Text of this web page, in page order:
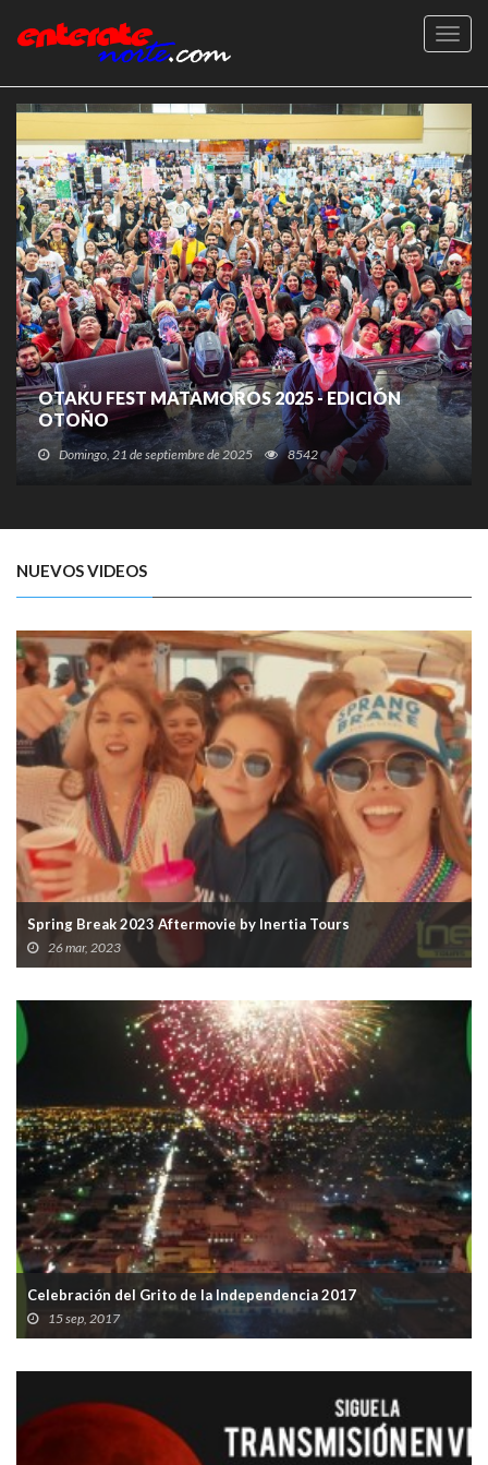
OTAKU FEST MATAMOROS 2025 - EDICIÓN
OTOÑO
Domingo, 21 de septiembre de 2025 8542
En Centro de Convenciones Mundo Nuevo.
NUEVOS VIDEOS
Spring Break 2023 Aftermovie by Inertia Tours
26 mar, 2023
Celebración del Grito de la Independencia 2017
15 sep, 2017